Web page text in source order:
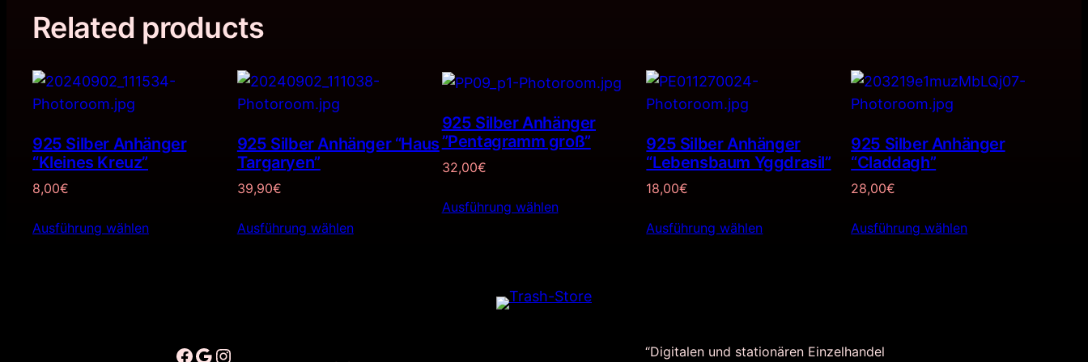
Related products
925 Silber Anhänger
“Kleines Kreuz”
8,00€
Ausführung wählen
925 Silber Anhänger “Haus
Targaryen”
39,90€
Ausführung wählen
925 Silber Anhänger
”Pentagramm groß”
32,00€
Ausführung wählen
925 Silber Anhänger
“Lebensbaum Yggdrasil”
18,00€
Ausführung wählen
925 Silber Anhänger
“Claddagh”
28,00€
Ausführung wählen
Facebook Google Instagram “Digitalen und stationären Einzelhandel